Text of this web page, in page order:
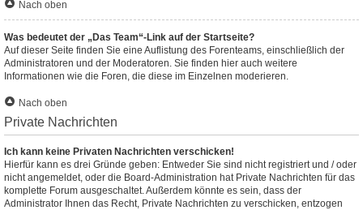
Nach oben
Was bedeutet der „Das Team“-Link auf der Startseite?
Auf dieser Seite finden Sie eine Auflistung des Forenteams, einschließlich der
Administratoren und der Moderatoren. Sie finden hier auch weitere
Informationen wie die Foren, die diese im Einzelnen moderieren.
Nach oben
Private Nachrichten
Ich kann keine Privaten Nachrichten verschicken!
Hierfür kann es drei Gründe geben: Entweder Sie sind nicht registriert und / oder
nicht angemeldet, oder die Board-Administration hat Private Nachrichten für das
komplette Forum ausgeschaltet. Außerdem könnte es sein, dass der
Administrator Ihnen das Recht, Private Nachrichten zu verschicken, entzogen